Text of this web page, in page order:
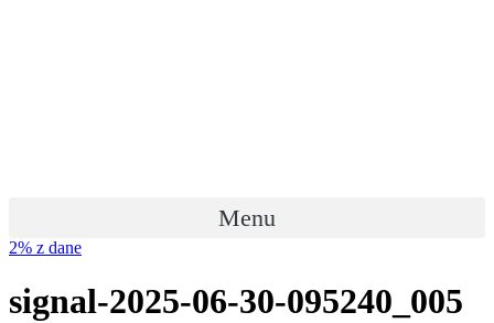
Menu
2% z dane
signal-2025-06-30-095240_005